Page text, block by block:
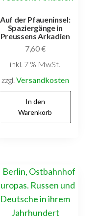
Auf der Pfaueninsel:
Spaziergänge in
Preussens Arkadien
7,60€
inkl. 7 % MwSt.
zzgl. Versandkosten
In den
Warenkorb